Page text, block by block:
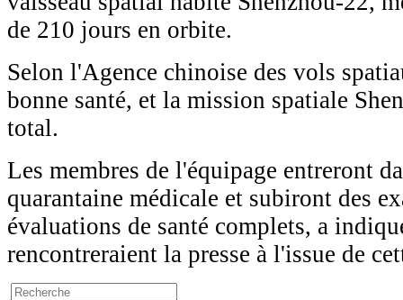
de 210 jours en orbite.
Selon l'Agence chinoise des vols
bonne santé, et la mission spatiale
total.
Les membres de l'équipage entreront
quarantaine médicale et subiront des
évaluations de santé complets, a
rencontreraient la presse à l'issue de